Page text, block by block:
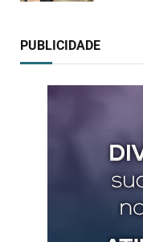
PUBLICIDADE